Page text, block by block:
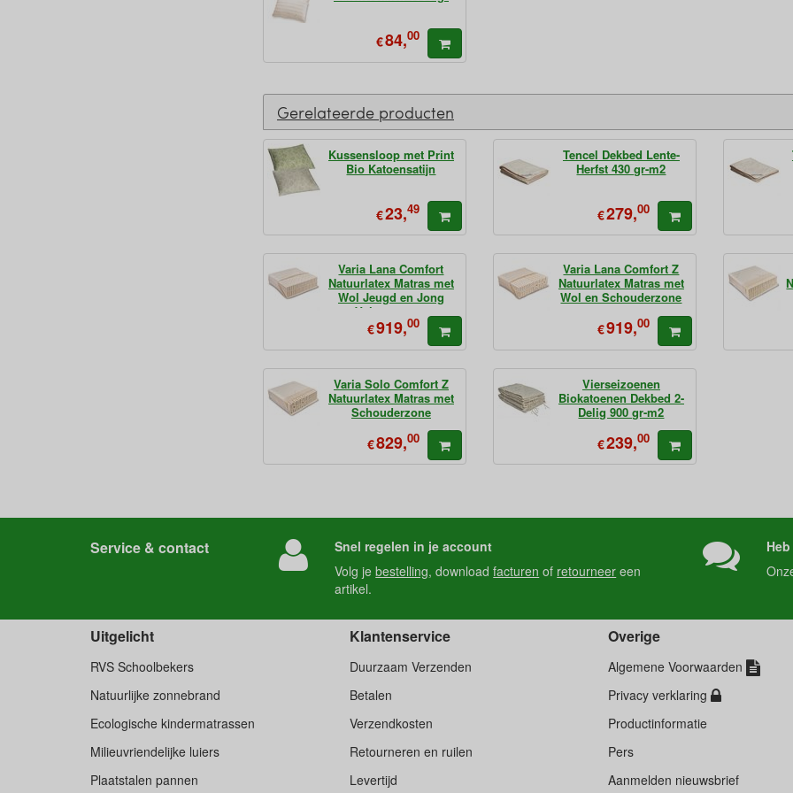
€84,00
Gerelateerde producten
Kussensloop met Print
Bio Katoensatijn
€23,49
Tencel Dekbed Lente-
Herfst 430 gr-m2
€279,00
Varia Lana Comfort
Natuurlatex Matras met
Wol Jeugd en Jong
Volwassenen
€919,00
Varia Lana Comfort Z
Natuurlatex Matras met
Wol en Schouderzone
€919,00
Varia Solo Comfort Z
Natuurlatex Matras met
Schouderzone
€829,00
Vierseizoenen
Biokatoenen Dekbed 2-
Delig 900 gr-m2
€239,00
Service & contact
Snel regelen in je account
Volg jebestelling, downloadfacturen of retourneer een
artikel.
Klantenservice
Duurzaam Verzenden
Betalen
Verzendkosten
Retourneren en ruilen
Levertijd
Uitgelicht
RVS Schoolbekers
Natuurlijke zonnebrand
Ecologische kindermatrassen
Milieuvriendelijke luiers
Plaatstalen pannen
Overige
Algemene Voorwaarden
Privacy verklaring
Productinformatie
Pers
Aanmelden nieuwsbrief